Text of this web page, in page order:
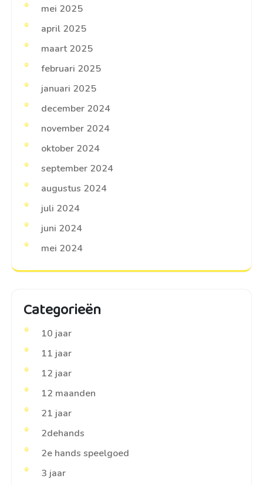
mei 2025
april 2025
maart 2025
februari 2025
januari 2025
december 2024
november 2024
oktober 2024
september 2024
augustus 2024
juli 2024
juni 2024
mei 2024
Categorieën
10 jaar
11 jaar
12 jaar
12 maanden
21 jaar
2dehands
2e hands speelgoed
3 jaar